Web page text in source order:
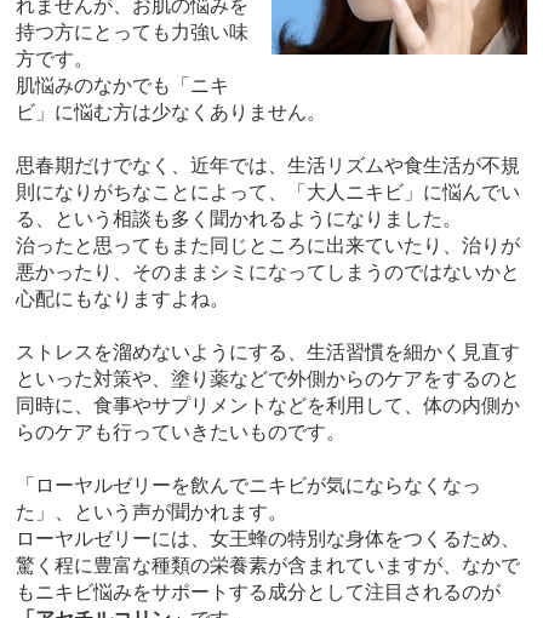
れませんが、お肌の悩みを
持つ方にとっても力強い味
方です。
肌悩みのなかでも「ニキ
ビ」に悩む方は少なくありません。
思春期だけでなく、近年では、生活リズムや食生活が不規
則になりがちなことによって、「大人ニキビ」に悩んでい
る、という相談も多く聞かれるようになりました。
治ったと思ってもまた同じところに出来ていたり、治りが
悪かったり、そのままシミになってしまうのではないかと
心配にもなりますよね。
ストレスを溜めないようにする、生活習慣を細かく見直す
といった対策や、塗り薬などで外側からのケアをするのと
同時に、食事やサプリメントなどを利用して、体の内側か
らのケアも行っていきたいものです。
「ローヤルゼリーを飲んでニキビが気にならなくなっ
た」、という声が聞かれます。
ローヤルゼリーには、女王蜂の特別な身体をつくるため、
驚く程に豊富な種類の栄養素が含まれていますが、なかで
もニキビ悩みをサポートする成分として注目されるのが